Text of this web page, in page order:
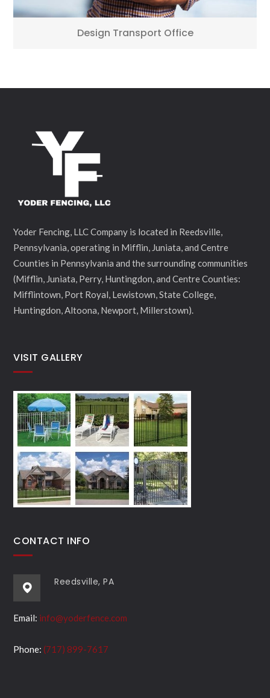
Design Transport Office
Yoder Fencing, LLC Company is located in Reedsville,
Pennsylvania, operating in Mifflin, Juniata, and Centre
Counties in Pennsylvania and the surrounding communities
(Mifflin, Juniata, Perry, Huntingdon, and Centre Counties:
Mifflintown, Port Royal, Lewistown, State College,
Huntingdon, Altoona, Newport, Millerstown).
VISIT GALLERY
CONTACT INFO
Reedsville, PA
Email: info@yoderfence.com
Phone:(717) 899-7617